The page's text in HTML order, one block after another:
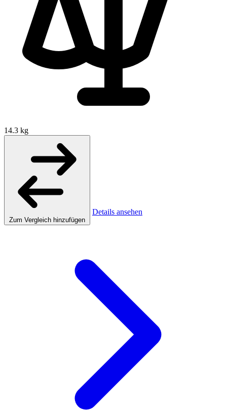
14.3 kg
Zum Vergleich hinzufügen
Details ansehen